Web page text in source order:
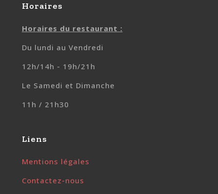
Horaires
Horaires du restaurant :
Du lundi au Vendredi
12h/14h - 19h/21h
Le Samedi et Dimanche
11h / 21h30
Liens
Mentions légales
Contactez-nous